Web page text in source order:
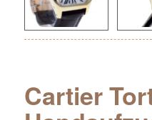
Cartier